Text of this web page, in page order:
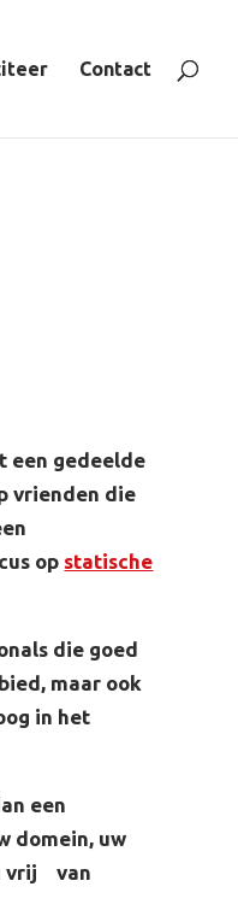
Contact
een gedeelde
vrienden die
op statische
die goed
maar ook
in het
een
domein, uw
vrij van